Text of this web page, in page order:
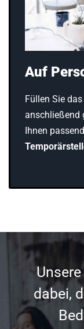
Auf
Füllen Sie
anschließend
Ihnen
dabei,